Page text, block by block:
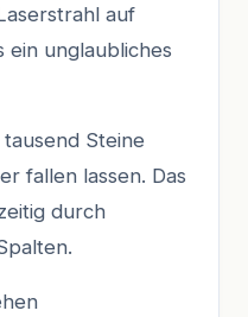
auf
ein unglaubliches
Steine
fallen lassen. Das
durch